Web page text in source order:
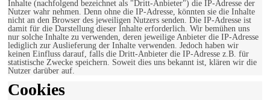
Inhalte (nachfolgend bezeichnet als "Dritt-Anbieter") die IP-Adresse der
Nutzer wahr nehmen. Denn ohne die IP-Adresse, könnten sie die Inhalte
nicht an den Browser des jeweiligen Nutzers senden. Die IP-Adresse ist
damit für die Darstellung dieser Inhalte erforderlich. Wir bemühen uns
nur solche Inhalte zu verwenden, deren jeweilige Anbieter die IP-Adresse
lediglich zur Auslieferung der Inhalte verwenden. Jedoch haben wir
keinen Einfluss darauf, falls die Dritt-Anbieter die IP-Adresse z.B. für
statistische Zwecke speichern. Soweit dies uns bekannt ist, klären wir die
Nutzer darüber auf.
Cookies